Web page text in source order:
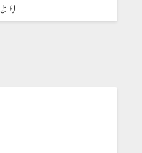
より